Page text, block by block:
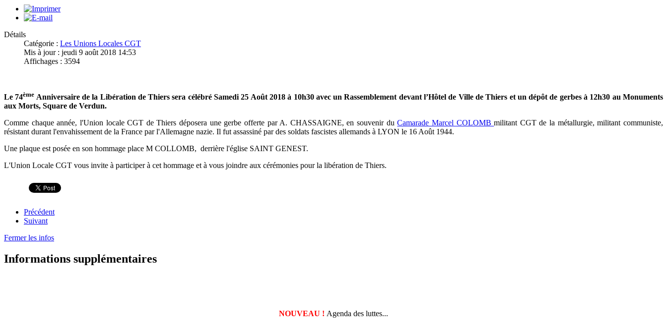
Détails
Catégorie : Les Unions Locales CGT
Mis à jour : jeudi 9 août 2018 14:53
Affichages : 3594
Le 74ème Anniversaire de la Libération de Thiers sera célébré Samedi 25 Août 2018 à 10h30 avec un Rassemblement devant l’Hôtel de Ville de Thiers et un dépôt de gerbes à 12h30 au Monuments
aux Morts, Square de Verdun.
Comme chaque année, l'Union locale CGT de Thiers déposera une gerbe offerte par A. CHASSAIGNE, en souvenir duCamarade Marcel COLOMBmilitant CGT de la métallurgie, militant communiste,
résistant durant l'envahissement de la France par l'Allemagne nazie. Il fut assassiné par des soldats fascistes allemands à LYON le 16 Août 1944.
Une plaque est posée en son hommage place M COLLOMB, derrière l'église SAINT GENEST.
L'Union Locale CGT vous invite à participer à cet hommage et à vous joindre aux cérémonies pour la libération de Thiers.
Précédent
Suivant
Fermer les infos
Informations supplémentaires
NOUVEAU ! Agenda des luttes...